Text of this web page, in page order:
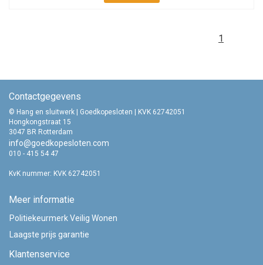
1
Contactgegevens
© Hang en sluitwerk | Goedkopesloten | KVK 62742051
Hongkongstraat 15
3047 BR Rotterdam
info@goedkopesloten.com
010 - 415 54 47
KvK nummer: KVK 62742051
Meer informatie
Politiekeurmerk Veilig Wonen
Laagste prijs garantie
Klantenservice